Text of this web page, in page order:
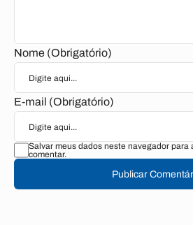
Nome (Obrigatório)
E-mail (Obrigatório)
Salvar meus dados neste navegador para
comentar.
Publicar